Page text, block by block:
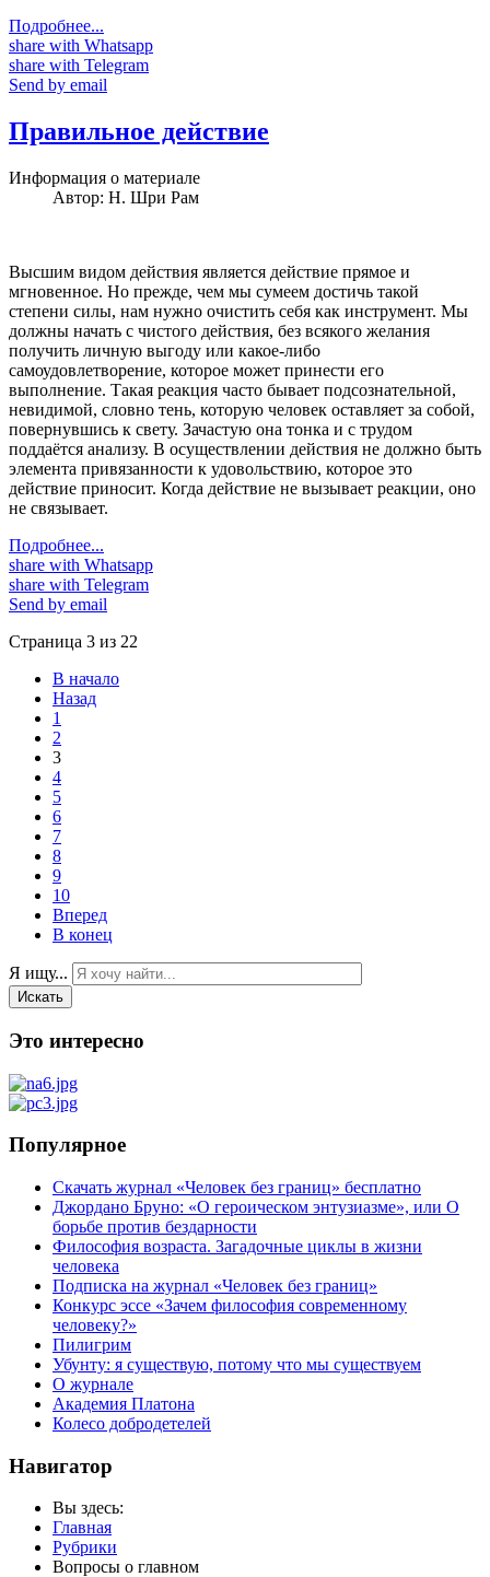
Подробнее...
share with Whatsapp
share with Telegram
Send by email
Правильное действие
Информация о материале
Автор: Н. Шри Рам
Высшим видом действия является действие прямое и
мгновенное. Но прежде, чем мы сумеем достичь такой
степени силы, нам нужно очистить себя как инструмент. Мы
должны начать с чистого действия, без всякого желания
получить личную выгоду или какое-либо
самоудовлетворение, которое может принести его
выполнение. Такая реакция часто бывает подсознательной,
невидимой, словно тень, которую человек оставляет за собой,
повернувшись к свету. Зачастую она тонка и с трудом
поддаётся анализу. В осуществлении действия не должно быть
элемента привязанности к удовольствию, которое это
действие приносит. Когда действие не вызывает реакции, оно
не связывает.
Подробнее...
share with Whatsapp
share with Telegram
Send by email
Страница 3 из 22
В начало
Назад
1
2
3
4
5
6
7
8
9
10
Вперед
В конец
Я ищу...
Искать
Это интересно
Популярное
Скачать журнал «Человек без границ» бесплатно
Джордано Бруно: «О героическом энтузиазме», или О
борьбе против бездарности
Философия возраста. Загадочные циклы в жизни
человека
Подписка на журнал «Человек без границ»
Конкурс эссе «Зачем философия современному
человеку?»
Пилигрим
Убунту: я существую, потому что мы существуем
О журнале
Академия Платона
Колесо добродетелей
Навигатор
Вы здесь:
Главная
Рубрики
Вопросы о главном